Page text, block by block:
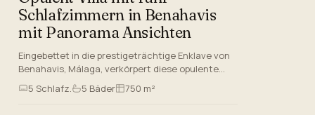
Schlafzimmern in Benahavis
mit Panorama Ansichten
Eingebettet in die prestigeträchtige Enklave von
Benahavis, Málaga, verkörpert diese opulente
Villa Luxus, die an der Costa del Sol lebt. Das
moderne Design de…
5 Schlafz. 5 Bäder 750 m²